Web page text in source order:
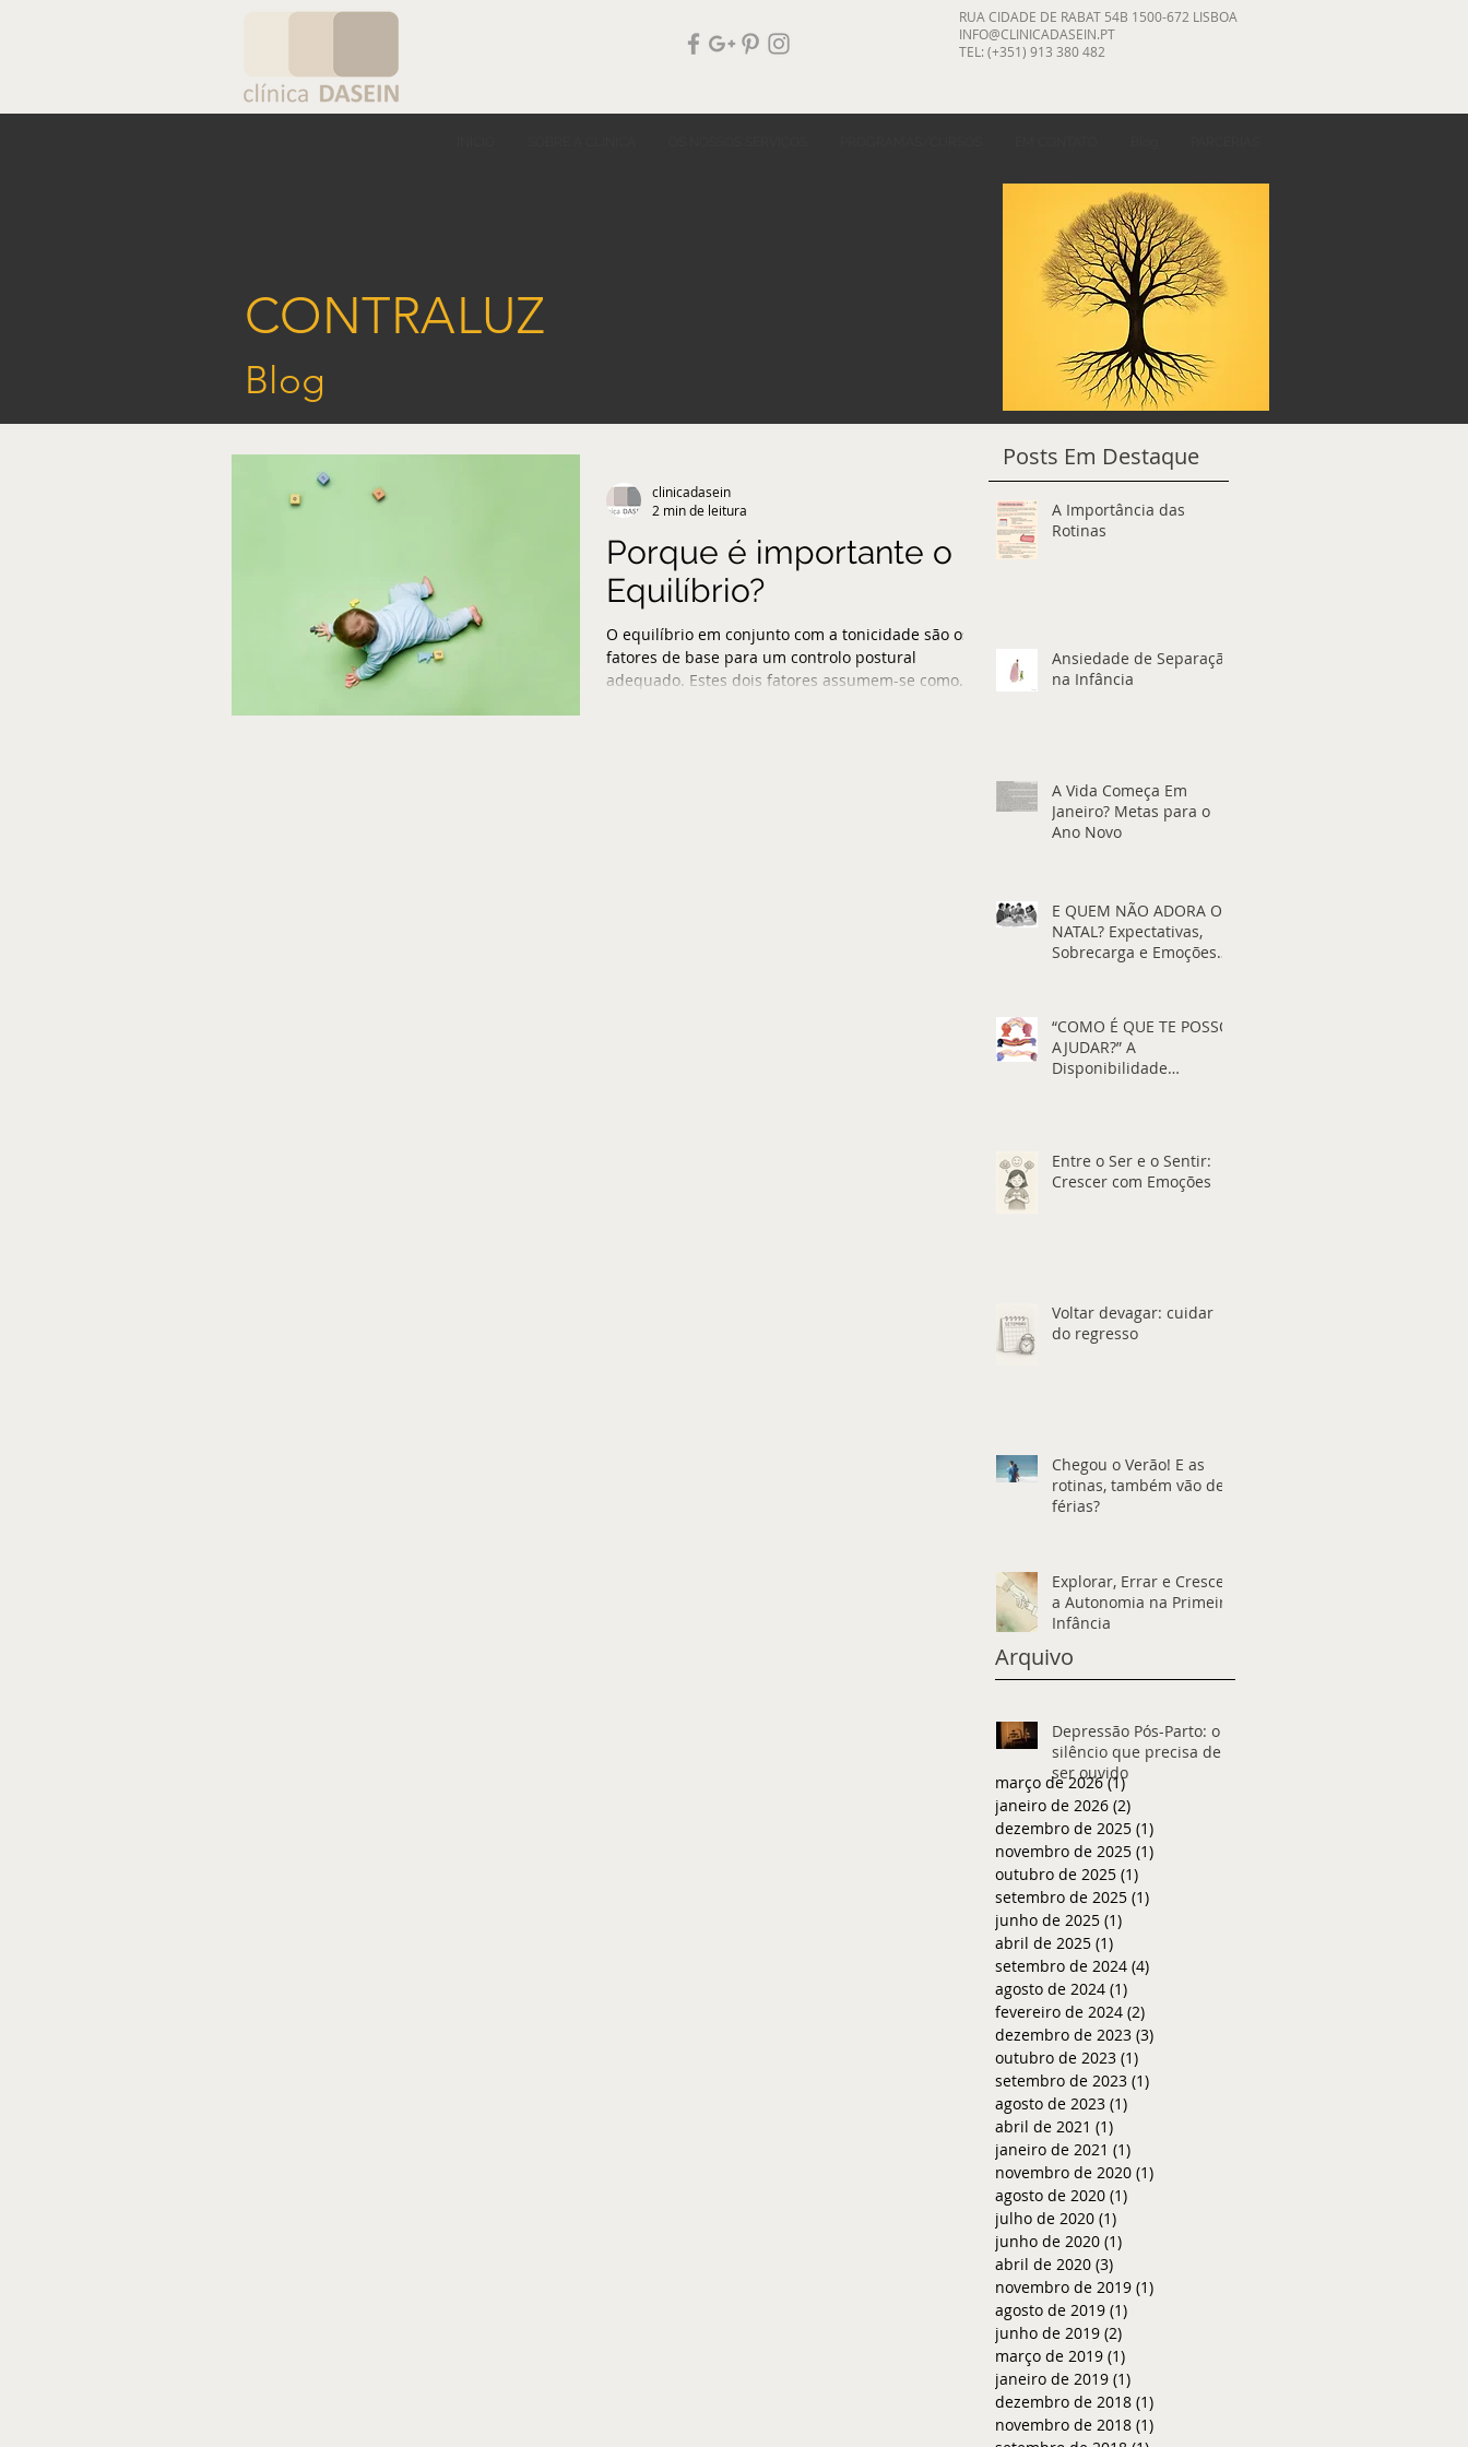
RUA CIDADE DE RABAT 54B 1500-672 LISBOA
INFO@CLINICADASEIN.PT
TEL: (+351) 913 380 482
Posts Recentes
CONTRALUZ
Blog
Porque é importante o
Equilíbrio?
O equilíbrio em conjunto com a tonicidade são os
fatores de base para um controlo postural
adequado. Estes dois fatores assumem-se como...
clinicadasein
2 min de leitura
Posts Em Destaque
A Importância das
Rotinas
Ansiedade de Separação
na Infância
A Vida Começa Em
Janeiro? Metas para o
Ano Novo
E QUEM NÃO ADORA O
NATAL? Expectativas,
Sobrecarga e Emoções
“COMO É QUE TE POSSO
AJUDAR?” A
Disponibilidade
Entre o Ser e o Sentir:
Crescer com Emoções
Voltar devagar: cuidar
do regresso
Chegou o Verão! E as
rotinas, também vão de
férias?
Explorar, Errar e Crescer:
a Autonomia na Primeira
Infância
Depressão Pós-Parto: o
silêncio que precisa de
ser ouvido
Arquivo
março de 2026 (1)1 post
janeiro de 2026 (2)
dezembro de 2025 (1)
novembro de 2025 (1)
outubro de 2025 (1)
setembro de 2025 (1)
junho de 2025 (1)
abril de 2025 (1)
setembro de 2024 (4)
agosto de 2024 (1)
fevereiro de 2024 (2)
dezembro de 2023 (3)
outubro de 2023 (1)
setembro de 2023 (1)
agosto de 2023 (1)
abril de 2021 (1)
janeiro de 2021 (1)
novembro de 2020 (1)
agosto de 2020 (1)
julho de 2020 (1)
junho de 2020 (1)
abril de 2020 (3)
novembro de 2019 (1)
agosto de 2019 (1)
junho de 2019 (2)
março de 2019 (1)
janeiro de 2019 (1)
dezembro de 2018 (1)
novembro de 2018 (1)